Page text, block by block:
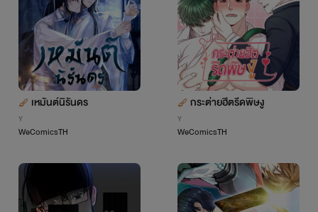
เหมันต์นิรันดร
Y
WeComicsTH
กระต่ายฮีตรีดพิษงู
Y
WeComicsTH